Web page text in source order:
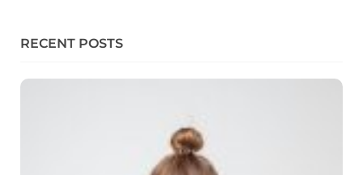
RECENT POSTS